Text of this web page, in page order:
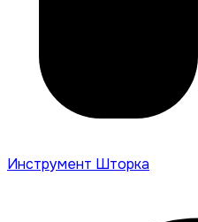
Инструмент Шторка